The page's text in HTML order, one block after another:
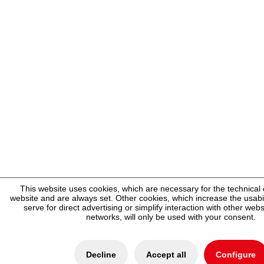
This website uses cookies, which are necessary for the technical
website and are always set. Other cookies, which increase the
serve for direct advertising or simplify interaction with other
networks, will only be used with your consent.
Decline Accept all Configure